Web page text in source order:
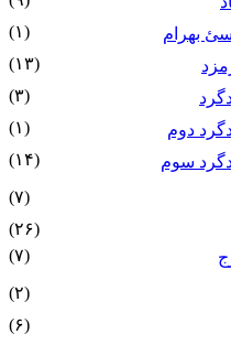
بهرام‏
(۱)
(۱۳)
(۳)
دوم
(۱)
سوم
(۱۴)
(۷)
(۲۶)
(۷)
(۲)
(۶)